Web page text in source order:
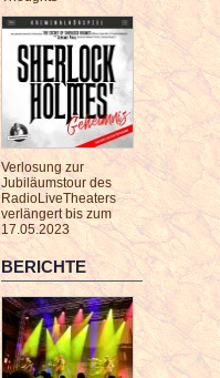
Verlosung zur
Jubiläumstour des
RadioLiveTheaters
verlängert bis zum
17.05.2023
BERICHTE